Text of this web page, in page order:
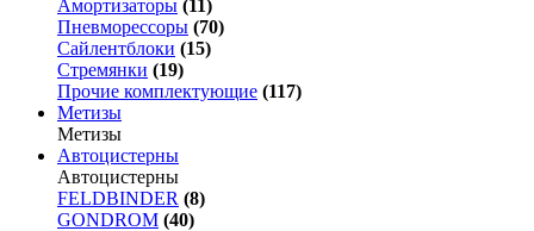
Амортизаторы (11)
Пневморессоры (70)
Сайлентблоки (15)
Стремянки (19)
Прочие комплектующие (117)
Метизы
Метизы
Автоцистерны
Автоцистерны
FELDBINDER (8)
GONDROM (40)